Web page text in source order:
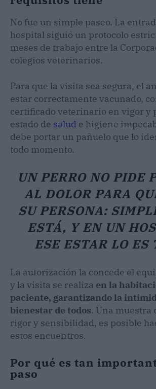
No fue un simple paseo. La
hospital siguió un protocolo
meses de trabajo entre la
colegios veterinarios.
Para que la visita sea segura, el
estar correctamente vacunado,
certificado veterinario en vigor y
estado de salud e higiene
debe portar un pañuelo que lo
todo momento.
UN PERRO NO PIDE
AL DOLOR PARA
SU PERSONA:
ESTÁ, Y EN UN
ESE ESTAR LO ES
La autorización la concede el
y la visita se realiza en la
paciente, garantizando la
bienestar de todos. Una muestra
rigor y sensibilidad, es posible
estos encuentros.
Por qué es tan
paso